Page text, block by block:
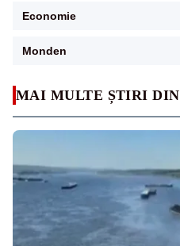
MAI MULTE ȘTIRI DIN
Economie
Monden